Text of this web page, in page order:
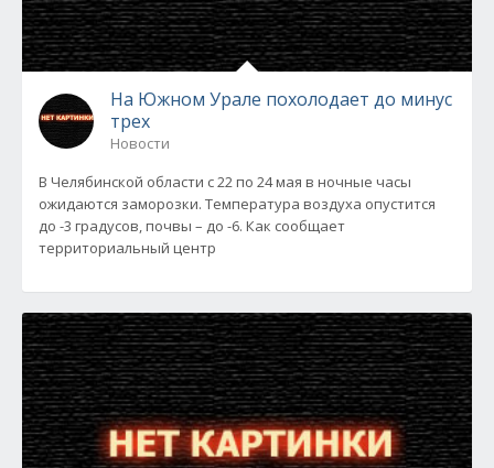
На Южном Урале похолодает до минус
трех
Новости
В Челябинской области с 22 по 24 мая в ночные часы
ожидаются заморозки. Температура воздуха опустится
до -3 градусов, почвы – до -6. Как сообщает
территориальный центр